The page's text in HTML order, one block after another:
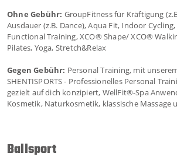
Ohne Gebühr: GroupFitness für Kräftigung
Ausdauer (z.B. Dance), Aqua Fit, Indoor
Functional Training, XCO® Shape/ XCO®
Pilates, Yoga, Stretch&Relax
Gegen Gebühr: Personal Training, mit
SHENTISPORTS - Professionelles Personal
gezielt auf dich konzipiert, WellFit®-Spa
Kosmetik, Naturkosmetik, klassische Massage
Ballsport